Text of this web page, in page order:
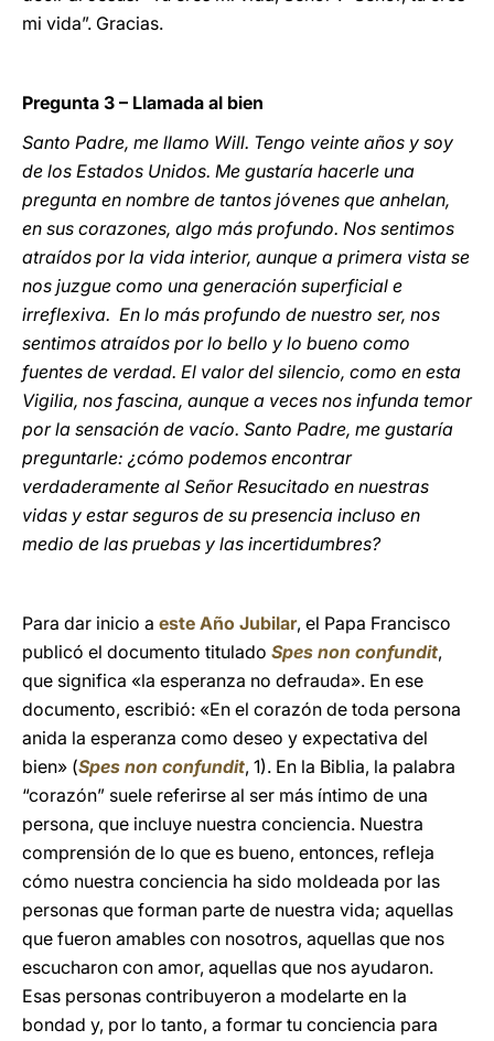
mi vida”. Gracias.
Pregunta 3 – Llamada al bien
Santo Padre, me llamo Will. Tengo veinte años y soy
de los Estados Unidos. Me gustaría hacerle una
pregunta en nombre de tantos jóvenes que anhelan,
en sus corazones, algo más profundo. Nos sentimos
atraídos por la vida interior, aunque a primera vista se
nos juzgue como una generación superficial e
irreflexiva. En lo más profundo de nuestro ser, nos
sentimos atraídos por lo bello y lo bueno como
fuentes de verdad. El valor del silencio, como en esta
Vigilia, nos fascina, aunque a veces nos infunda temor
por la sensación de vacío. Santo Padre, me gustaría
preguntarle: ¿cómo podemos encontrar
verdaderamente al Señor Resucitado en nuestras
vidas y estar seguros de su presencia incluso en
medio de las pruebas y las incertidumbres?
Para dar inicio a este Año Jubilar, el Papa Francisco
publicó el documento titulado Spes non confundit,
que significa «la esperanza no defrauda». En ese
documento, escribió: «En el corazón de toda persona
anida la esperanza como deseo y expectativa del
bien» (Spes non confundit, 1). En la Biblia, la palabra
“corazón” suele referirse al ser más íntimo de una
persona, que incluye nuestra conciencia. Nuestra
comprensión de lo que es bueno, entonces, refleja
cómo nuestra conciencia ha sido moldeada por las
personas que forman parte de nuestra vida; aquellas
que fueron amables con nosotros, aquellas que nos
escucharon con amor, aquellas que nos ayudaron.
Esas personas contribuyeron a modelarte en la
bondad y, por lo tanto, a formar tu conciencia para